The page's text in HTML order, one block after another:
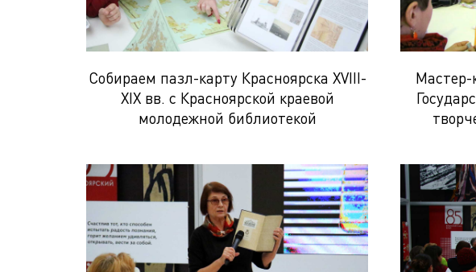
Собираем пазл-карту Красноярска XVIII-
XIX вв. с Красноярской краевой
молодежной библиотекой
Мастер-